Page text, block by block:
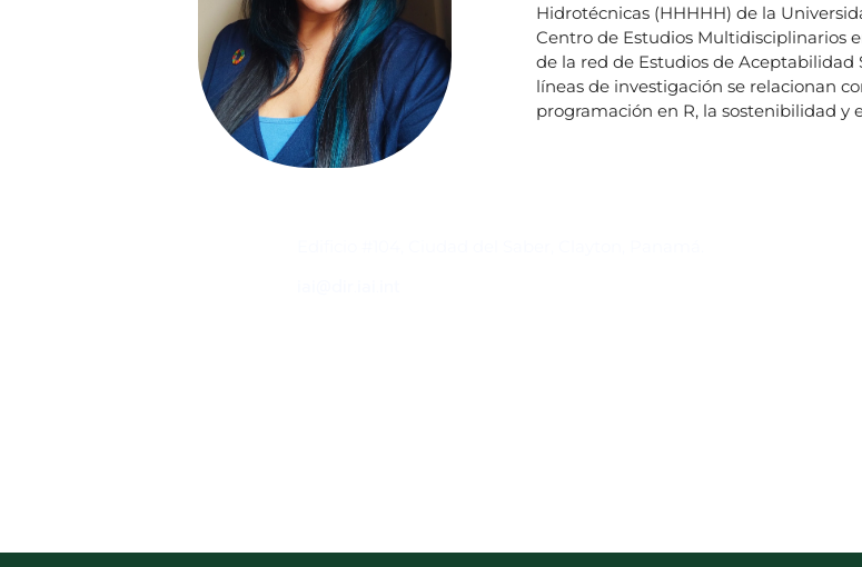
Hidrotécnicas (HHHHH) de la
Centro de Estudios Multidisciplinarios
de la red de Estudios de Aceptabilidad
líneas de investigación se relacionan
programación en R, la sostenibilidad y